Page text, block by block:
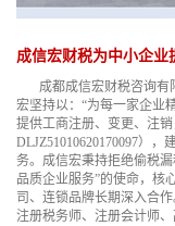
成信宏财税为中小企业
成都成信宏财税咨询有
宏坚持以：“为每一家企业
提供工商注册、变更、注
DLJZ51010620170097）
务。成信宏秉持拒绝偷税
品质企业服务”的使命，核
司、连锁品牌长期深入合
注册税务师、注册会计师